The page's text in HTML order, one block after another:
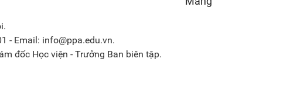
- Email: info@ppa.edu.vn.
đốc Học viện - Trưởng Ban biên tập.